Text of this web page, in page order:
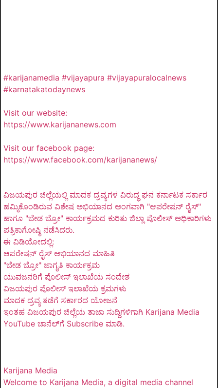
#karijanamedia #vijayapura #vijayapuralocalnews
#karnatakatodaynews
Visit our website:
https://www.karijananews.com
Visit our facebook page:
https://www.facebook.com/karijananews/
ವಿಜಯಪುರ ಜಿಲ್ಲೆಯಲ್ಲಿ ಮಾದಕ ದ್ರವ್ಯಗಳ ವಿರುದ್ಧ ಘನ ಕರ್ನಾಟಕ ಸರ್ಕಾರ
ಹಮ್ಮಿಕೊಂಡಿರುವ ವಿಶೇಷ ಅಭಿಯಾನದ ಅಂಗವಾಗಿ "ಆಪರೇಷನ್ ರೈಸ್"
ಹಾಗೂ "ಬೇಡ ಬ್ರೋ" ಕಾರ್ಯಕ್ರಮದ ಕುರಿತು ಜಿಲ್ಲಾ ಪೊಲೀಸ್ ಅಧಿಕಾರಿಗಳು
ಪತ್ರಿಕಾಗೋಷ್ಠಿ ನಡೆಸಿದರು.
ಈ ವಿಡಿಯೋದಲ್ಲಿ:
ಆಪರೇಷನ್ ರೈಸ್ ಅಭಿಯಾನದ ಮಾಹಿತಿ
"ಬೇಡ ಬ್ರೋ" ಜಾಗೃತಿ ಕಾರ್ಯಕ್ರಮ
ಯುವಜನರಿಗೆ ಪೊಲೀಸ್ ಇಲಾಖೆಯ ಸಂದೇಶ
ವಿಜಯಪುರ ಪೊಲೀಸ್ ಇಲಾಖೆಯ ಕ್ರಮಗಳು
ಮಾದಕ ದ್ರವ್ಯ ತಡೆಗೆ ಸರ್ಕಾರದ ಯೋಜನೆ
ಇಂತಹ ವಿಜಯಪುರ ಜಿಲ್ಲೆಯ ತಾಜಾ ಸುದ್ದಿಗಳಿಗಾಗಿ Karijana Media
YouTube ಚಾನೆಲ್‌ಗೆ Subscribe ಮಾಡಿ.
Karijana Media
Welcome to Karijana Media, a digital media channel